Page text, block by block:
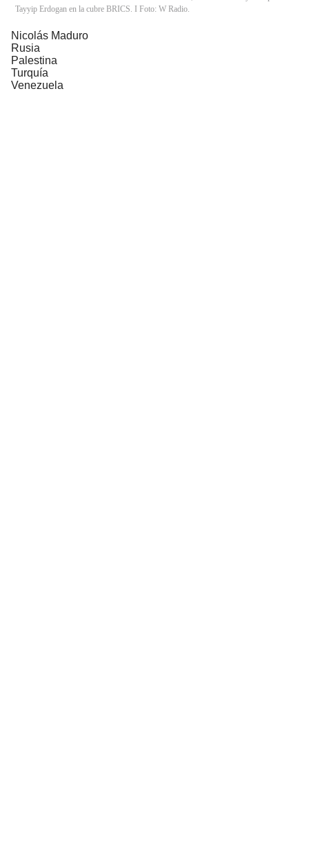
Tayyip Erdogan en la cubre BRICS. I Foto: W Radio.
Nicolás Maduro
Rusia
Palestina
Turquía
Venezuela